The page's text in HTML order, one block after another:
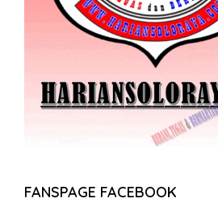
FANSPAGE FACEBOOK